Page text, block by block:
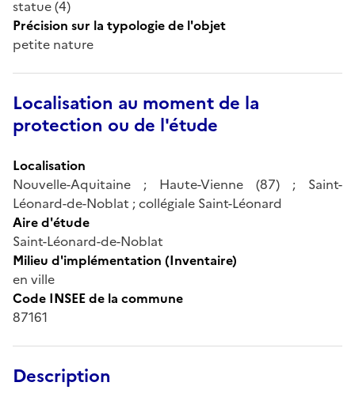
statue (4)
Précision sur la typologie de l'objet
petite nature
Localisation au moment de la
protection ou de l'étude
Localisation
Nouvelle-Aquitaine ; Haute-Vienne (87) ; Saint-
Léonard-de-Noblat ; collégiale Saint-Léonard
Aire d'étude
Saint-Léonard-de-Noblat
Milieu d'implémentation (Inventaire)
en ville
Code INSEE de la commune
87161
Description